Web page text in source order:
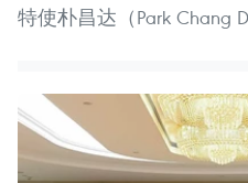
特使朴昌达（Park Chang